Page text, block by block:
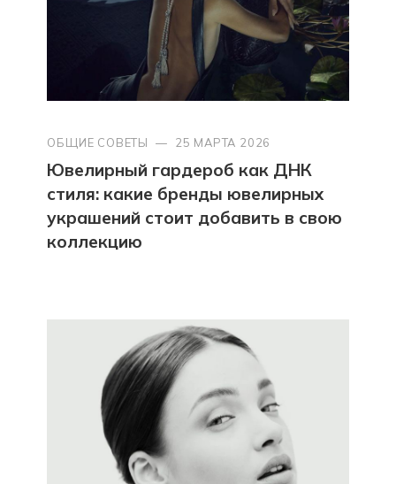
ОБЩИЕ СОВЕТЫ — 25 МАРТА 2026
Ювелирный гардероб как ДНК
стиля: какие бренды ювелирных
украшений стоит добавить в свою
коллекцию